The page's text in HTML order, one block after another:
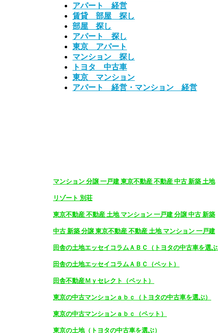
アパート 経営
賃貸 部屋 探し
部屋 探し
アパート 探し
東京 アパート
マンション 探し
トヨタ 中古車
東京 マンション
アパート 経営・マンション 経営
マンション 分譲 一戸建 東京不動産 不動産 中古 新築 土地
リゾート 別荘
東京不動産 不動産 土地 マンション 一戸建 分譲 中古 新築
中古 新築 分譲 東京不動産 不動産 土地 マンション 一戸建
田舎の土地エッセイコラムＡＢＣ（トヨタの中古車を選
田舎の土地エッセイコラムＡＢＣ（ペット）
田舎不動産Ｍｙセレクト（ペット）
東京の中古マンションａｂｃ（トヨタの中古車を選ぶ）
東京の中古マンションａｂｃ（ペット）
東京の土地（トヨタの中古車を選ぶ）